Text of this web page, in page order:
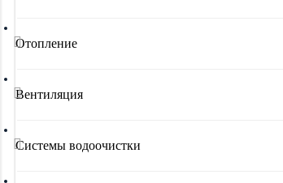
Отопление
Вентиляция
Системы водоочистки